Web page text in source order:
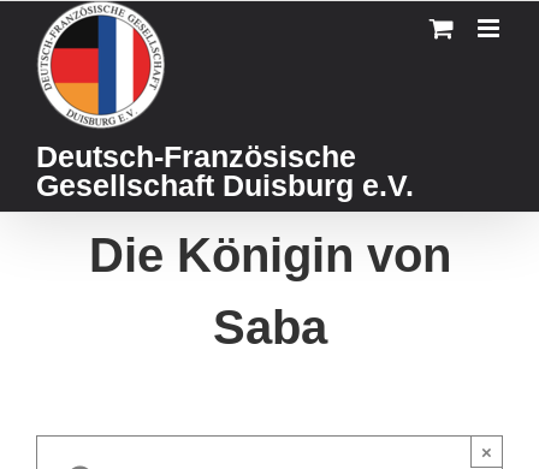
content
Deutsch-Französische
Gesellschaft Duisburg e.V.
Die Königin von
Saba
×